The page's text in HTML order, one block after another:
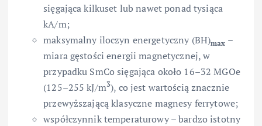
sięgająca kilkuset lub nawet ponad tysiąca
kA/m;
maksymalny iloczyn energetyczny (BH)max –
miara gęstości energii magnetycznej, w
przypadku SmCo sięgająca około 16–32 MGOe
(125–255 kJ/m3), co jest wartością znacznie
przewyższającą klasyczne magnesy ferrytowe;
współczynnik temperaturowy – bardzo istotny